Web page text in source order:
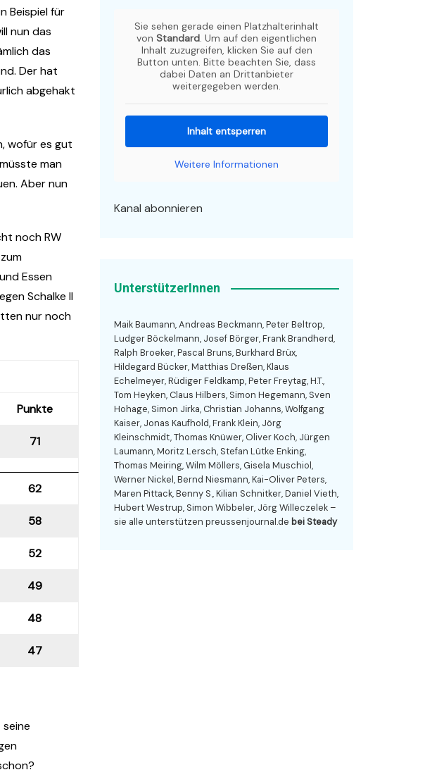
Beispiel für
nun das
das
Der hat
abgehakt
wofür es gut
man
Aber nun
noch RW
Essen
Schalke II
nur noch
Punkte
71
62
58
52
49
48
47
Sie sehen gerade einen Platzhalterinhalt
von Standard. Um auf den eigentlichen
Inhalt zuzugreifen, klicken Sie auf den
Button unten. Bitte beachten Sie, dass
dabei Daten an Drittanbieter
weitergegeben werden.
Inhalt entsperren
Weitere Informationen
Kanal abonnieren
UnterstützerInnen
Maik Baumann, Andreas Beckmann, Peter Beltrop,
Ludger Böckelmann, Josef Börger, Frank Brandherd,
Ralph Broeker, Pascal Bruns, Burkhard Brüx,
Hildegard Bücker, Matthias Dreßen, Klaus
Echelmeyer, Rüdiger Feldkamp, Peter Freytag, H.T.,
Tom Heyken, Claus Hilbers, Simon Hegemann, Sven
Hohage, Simon Jirka, Christian Johanns, Wolfgang
Kaiser, Jonas Kaufhold, Frank Klein, Jörg
Kleinschmidt, Thomas Knüwer, Oliver Koch, Jürgen
Laumann, Moritz Lersch, Stefan Lütke Enking,
Thomas Meiring, Wilm Möllers, Gisela Muschiol,
Werner Nickel, Bernd Niesmann, Kai-Oliver Peters,
Maren Pittack, Benny S., Kilian Schnitker, Daniel Vieth,
Hubert Westrup, Simon Wibbeler, Jörg Willeczelek –
sie alle unterstützen preussenjournal.de bei Steady